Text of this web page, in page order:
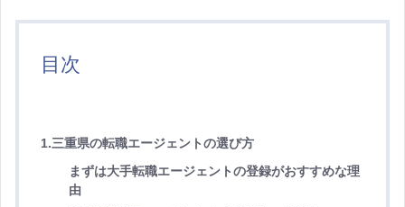
目次
1.三重県の転職エージェントの選び方
まずは大手転職エージェントの登録がおすすめな理
由